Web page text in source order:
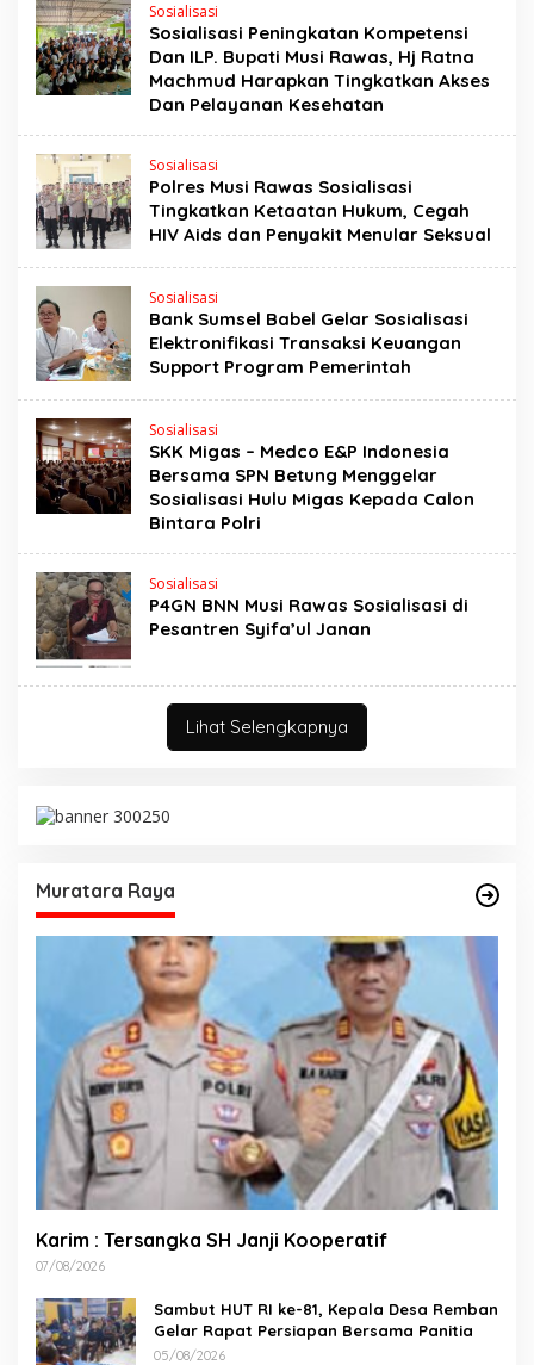
Sosialisasi
Sosialisasi Peningkatan Kompetensi
Dan ILP. Bupati Musi Rawas, Hj Ratna
Machmud Harapkan Tingkatkan Akses
Dan Pelayanan Kesehatan
Sosialisasi
Polres Musi Rawas Sosialisasi
Tingkatkan Ketaatan Hukum, Cegah
HIV Aids dan Penyakit Menular Seksual
Sosialisasi
Bank Sumsel Babel Gelar Sosialisasi
Elektronifikasi Transaksi Keuangan
Support Program Pemerintah
Sosialisasi
SKK Migas – Medco E&P Indonesia
Bersama SPN Betung Menggelar
Sosialisasi Hulu Migas Kepada Calon
Bintara Polri
Sosialisasi
P4GN BNN Musi Rawas Sosialisasi di
Pesantren Syifa’ul Janan
Lihat Selengkapnya
Muratara Raya
Karim : Tersangka SH Janji Kooperatif
07/08/2026
Sambut HUT RI ke-81, Kepala Desa Remban
Gelar Rapat Persiapan Bersama Panitia
05/08/2026